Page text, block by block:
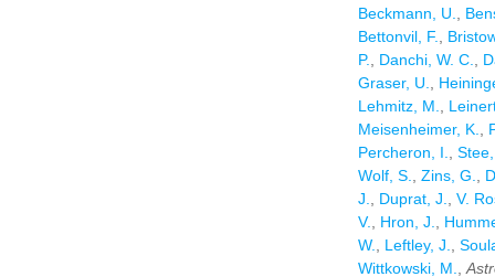
Beckmann, U.
Bettonvil, F.
P.
Danchi, W. C.
Graser, U.
Lehmitz, M.
Meisenheimer, K.
Percheron, I.
Wolf, S.
Zins, G.
J.
Duprat, J.
V.
V.
Hron, J.
W.
Leftley, J.
Wittkowski, M.